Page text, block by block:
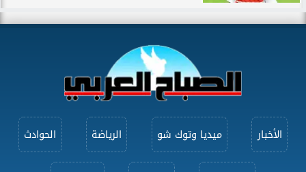
الأخبار ميديا وتوك شو الرياضة الحوادث